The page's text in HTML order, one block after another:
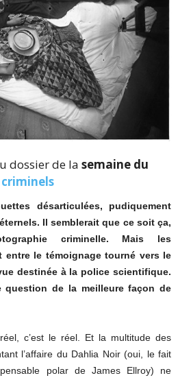
dossier de la semaine du
criminels
désarticulées, pudiquement
Il semblerait que ce soit ça,
criminelle. Mais les
entre le témoignage tourné vers le
destinée à la police scientifique.
question de la meilleure façon de
c’est le réel. Et la multitude des
l’affaire du Dahlia Noir (oui, le fait
polar de James Ellroy) ne